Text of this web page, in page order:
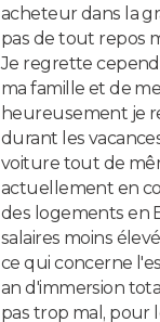
acheteur dans la
pas de tout repos
Je regrette
ma famille et de
heureusement je
durant les
voiture tout de
actuellement en
des logements en
salaires moins
ce qui concerne
an d'immersion
pas trop mal, pour